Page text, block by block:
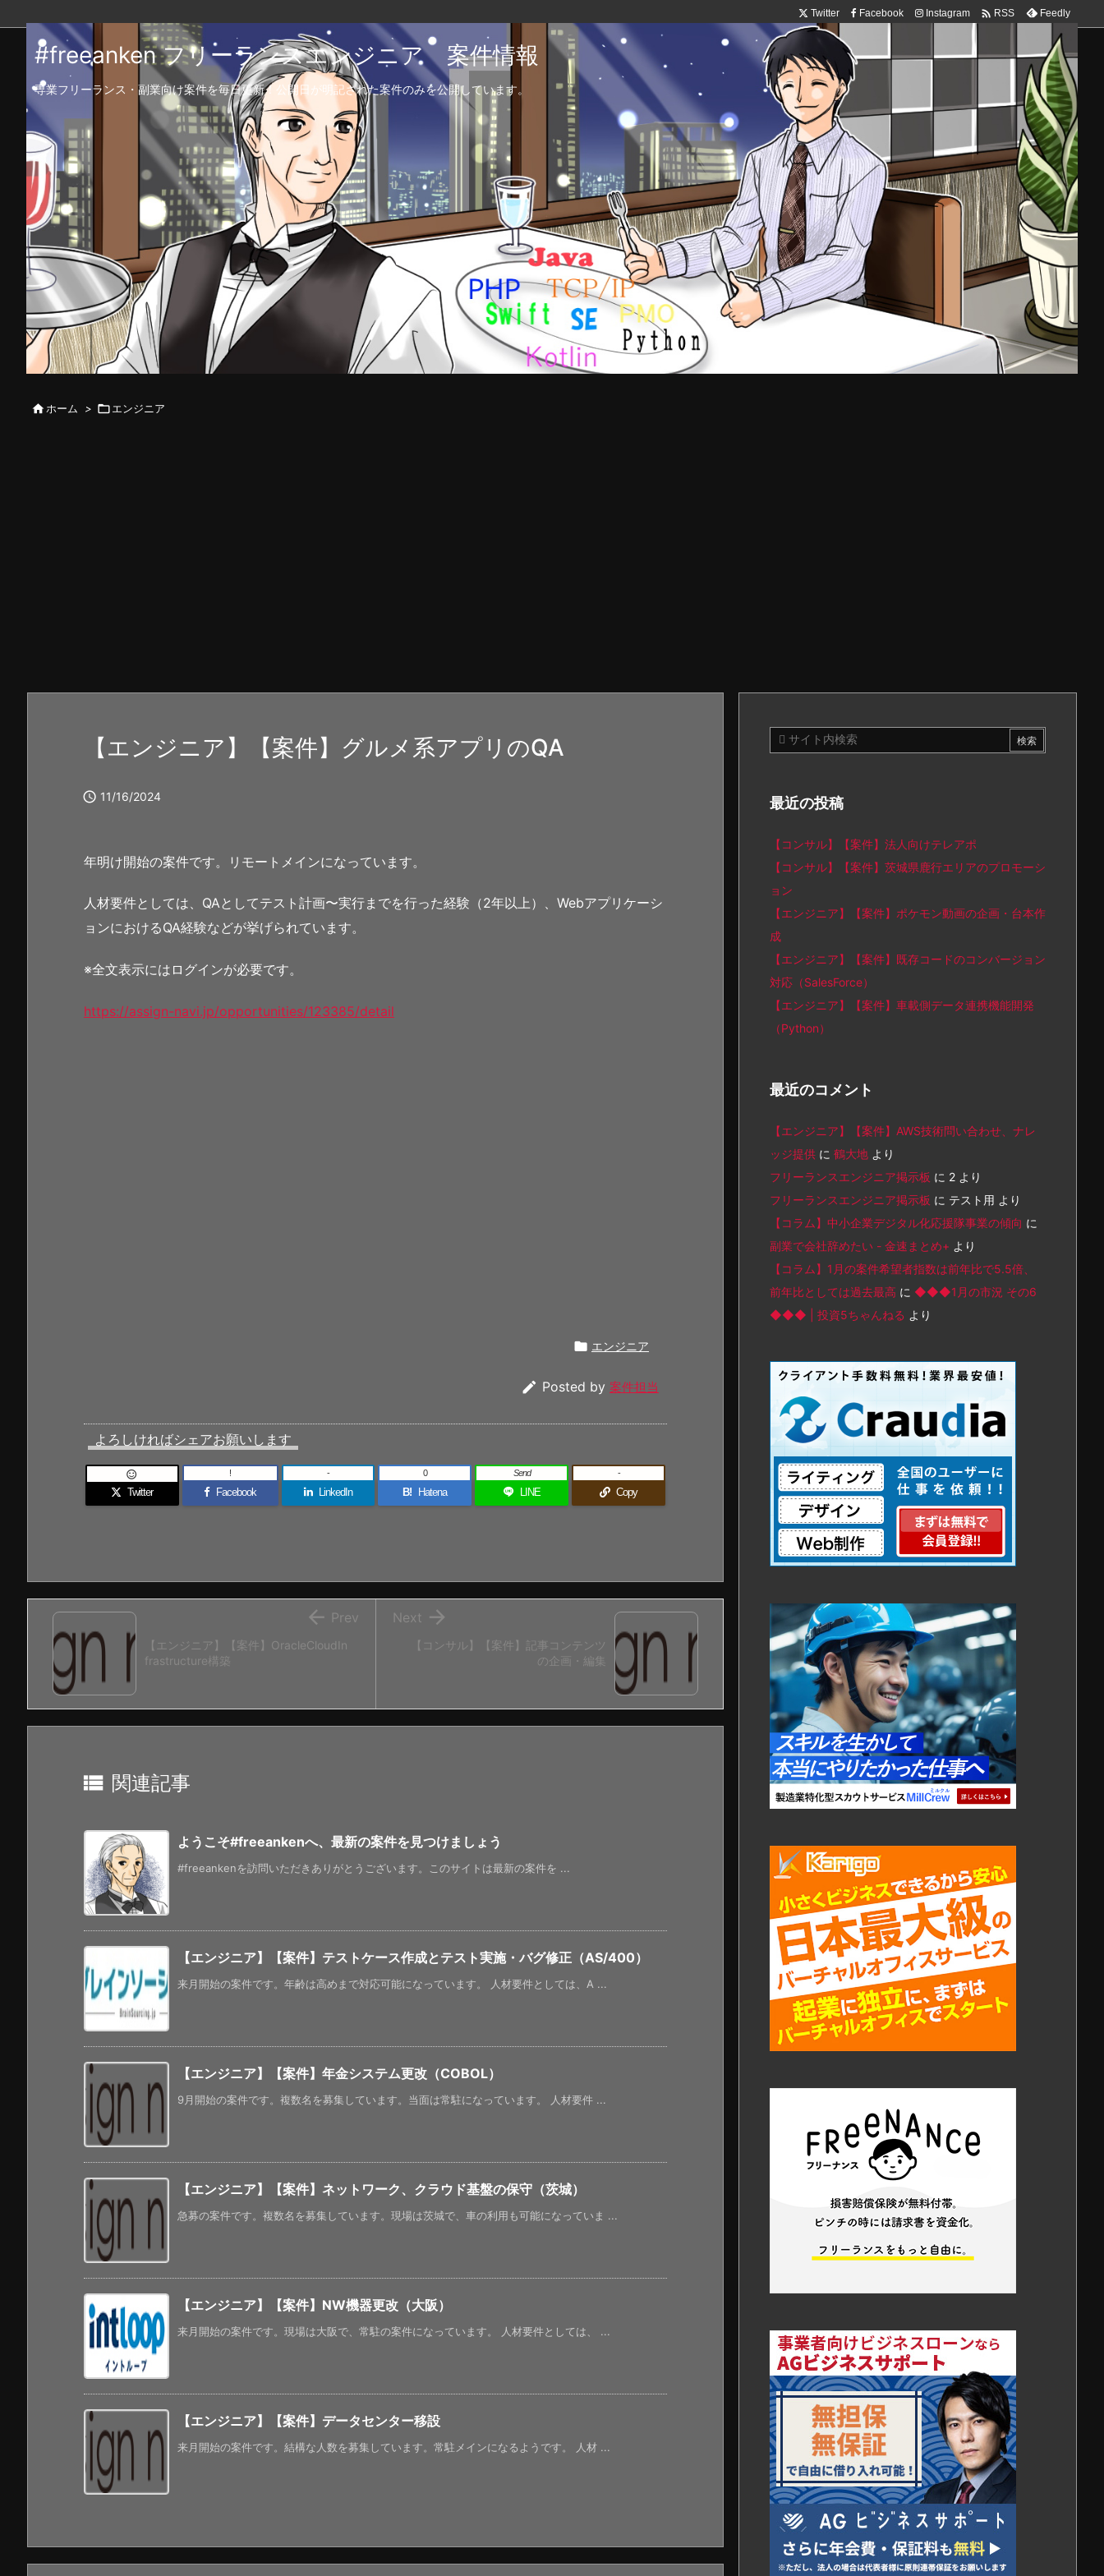
Twitter Facebook Instagram  RSS Feedly
#freeanken フリーランスエンジニア 案件情報
専業フリーランス・副業向け案件を毎日更新！公開日が明記された案件のみを公開しています。
 ホーム > エンジニア
【エンジニア】【案件】グルメ系アプリのQA
 11/16/2024
年明け開始の案件です。リモートメインになっています。
人材要件としては、QAとしてテスト計画〜実行までを行った経験（2年以上）、Webアプリケーシ
ョンにおけるQA経験などが挙げられています。
※全文表示にはログインが必要です。
https://assign-navi.jp/opportunities/123385/detail
 エンジニア
 Posted by 案件担当
よろしければシェアお願いします
Twitter

Facebook
!
LinkedIn
-
B! Hatena
0
LINE
Send
Copy
-
【コンサル】【案件】記事コンテンツ
の企画・編集

Next
【エンジニア】【案件】OracleCloudIn
frastructure構築
 Prev
 関連記事
ようこそ#freeankenへ、最新の案件を見つけましょう
#freeankenを訪問いただきありがとうございます。このサイトは最新の案件を ...
【エンジニア】【案件】テストケース作成とテスト実施・バグ修正（AS/400）
来月開始の案件です。年齢は高めまで対応可能になっています。 人材要件としては、A ...
【エンジニア】【案件】年金システム更改（COBOL）
9月開始の案件です。複数名を募集しています。当面は常駐になっています。 人材要件 ...
【エンジニア】【案件】ネットワーク、クラウド基盤の保守（茨城）
急募の案件です。複数名を募集しています。現場は茨城で、車の利用も可能になっていま ...
【エンジニア】【案件】NW機器更改（大阪）
来月開始の案件です。現場は大阪で、常駐の案件になっています。 人材要件としては、 ...
【エンジニア】【案件】データセンター移設
来月開始の案件です。結構な人数を募集しています。常駐メインになるようです。 人材 ...
最近の投稿
【コンサル】【案件】法人向けテレアポ
【コンサル】【案件】茨城県鹿行エリアのプロモーシ
ョン
【エンジニア】【案件】ポケモン動画の企画・台本作
成
【エンジニア】【案件】既存コードのコンバージョン
対応（SalesForce）
【エンジニア】【案件】車載側データ連携機能開発
（Python）
最近のコメント
【エンジニア】【案件】AWS技術問い合わせ、ナレ
ッジ提供 に 鶴大地 より
フリーランスエンジニア掲示板 に 2 より
フリーランスエンジニア掲示板 に テスト用 より
【コラム】中小企業デジタル化応援隊事業の傾向 に
副業で会社辞めたい - 金速まとめ+ より
【コラム】1月の案件希望者指数は前年比で5.5倍、
前年比としては過去最高 に ◆◆◆1月の市況 その6
◆◆◆ | 投資5ちゃんねる より